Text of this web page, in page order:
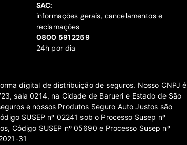
SAC:
informações gerais, cancelamentos e
reclamações
‍0800 591 2259
24h por dia
digital de distribuição de seguros. Nosso CNPJ é
sala 0214, na Cidade de Barueri e Estado de São
e nossos Produtos Seguro Auto Justos são
SUSEP nº 02241 sob o Processo Susep nº
Código SUSEP nº 05690 e Processo Susep nº
31